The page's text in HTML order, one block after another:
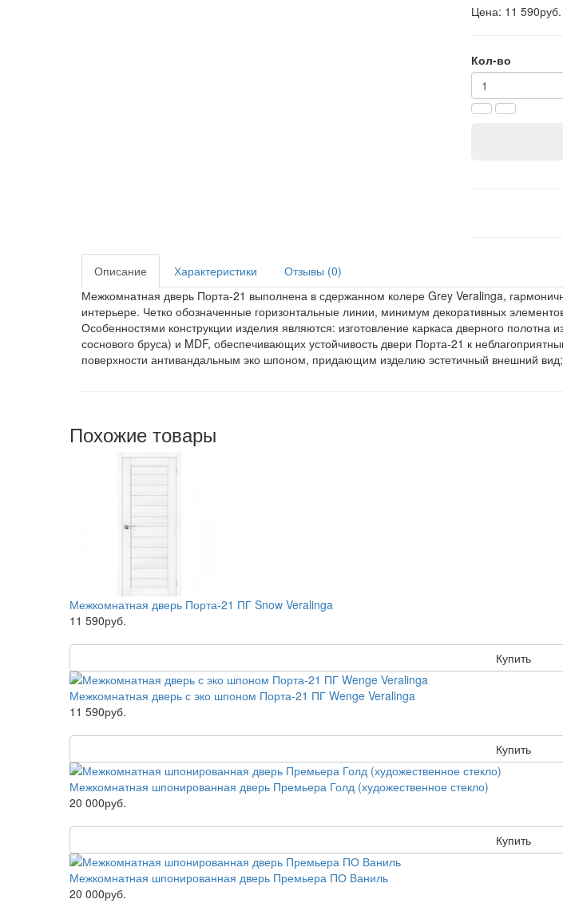
Цена: 11 590руб.
Кол-во
Описание Характеристики
Отзывы (0)
Межкомнатная дверь Порта-21 выполнена в сдержанном колере Grey Veralinga,
интерьере. Четко обозначенные горизонтальные линии, минимум декоративных
Особенностями конструкции изделия являются: изготовление каркаса дверного
соснового бруса) и MDF, обеспечивающих устойчивость двери Порта-21 к
поверхности антивандальным эко шпоном, придающим изделию эстетичный внешний
Похожие товары
Межкомнатная дверь Порта-21 ПГ Snow Veralinga
11 590руб.
Купить
Межкомнатная дверь с эко шпоном Порта-21 ПГ Wenge Veralinga
11 590руб.
Купить
Межкомнатная шпонированная дверь Премьера Голд (художественное стекло)
20 000руб.
Купить
Межкомнатная шпонированная дверь Премьера ПО Ваниль
20 000руб.